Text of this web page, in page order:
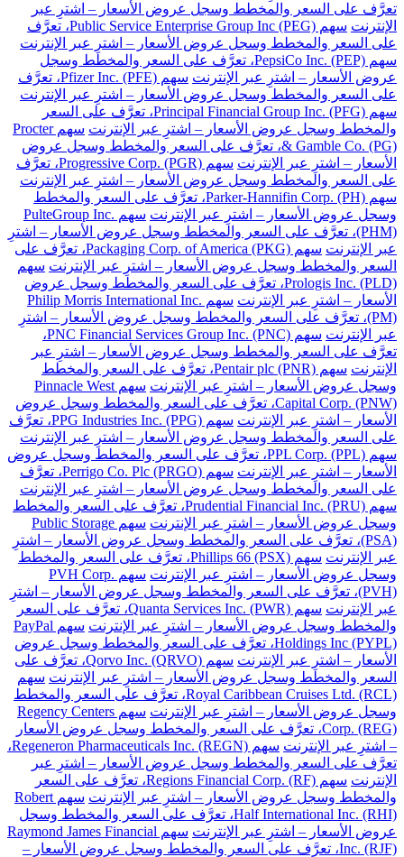
تعرَّف على السعر والمخطط وسجل عروض الأسعار – اشترِ عبر
الإنترنت
سهم Public Service Enterprise Group Inc (PEG)، تعرَّف
على السعر والمخطط وسجل عروض الأسعار – اشترِ عبر الإنترنت
سهم PepsiCo Inc. (PEP)، تعرَّف على السعر والمخطط وسجل
عروض الأسعار – اشترِ عبر الإنترنت
سهم Pfizer Inc. (PFE)، تعرَّف
على السعر والمخطط وسجل عروض الأسعار – اشترِ عبر الإنترنت
سهم Principal Financial Group Inc. (PFG)، تعرَّف على السعر
والمخطط وسجل عروض الأسعار – اشترِ عبر الإنترنت
سهم Procter
& Gamble Co. (PG)، تعرَّف على السعر والمخطط وسجل عروض
الأسعار – اشترِ عبر الإنترنت
سهم Progressive Corp. (PGR)، تعرَّف
على السعر والمخطط وسجل عروض الأسعار – اشترِ عبر الإنترنت
سهم Parker-Hannifin Corp. (PH)، تعرَّف على السعر والمخطط
وسجل عروض الأسعار – اشترِ عبر الإنترنت
سهم PulteGroup Inc.
(PHM)، تعرَّف على السعر والمخطط وسجل عروض الأسعار – اشترِ
عبر الإنترنت
سهم Packaging Corp. of America (PKG)، تعرَّف على
السعر والمخطط وسجل عروض الأسعار – اشترِ عبر الإنترنت سهم
Prologis Inc. (PLD)، تعرَّف على السعر والمخطط وسجل عروض
الأسعار – اشترِ عبر الإنترنت
سهم Philip Morris International Inc.
(PM)، تعرَّف على السعر والمخطط وسجل عروض الأسعار – اشترِ
عبر الإنترنت
سهم PNC Financial Services Group Inc. (PNC)،
تعرَّف على السعر والمخطط وسجل عروض الأسعار – اشترِ عبر
الإنترنت
سهم Pentair plc (PNR)، تعرَّف على السعر والمخطط
وسجل عروض الأسعار – اشترِ عبر الإنترنت
سهم Pinnacle West
Capital Corp. (PNW)، تعرَّف على السعر والمخطط وسجل عروض
الأسعار – اشترِ عبر الإنترنت
سهم PPG Industries Inc. (PPG)، تعرَّف
على السعر والمخطط وسجل عروض الأسعار – اشترِ عبر الإنترنت
سهم PPL Corp. (PPL)، تعرَّف على السعر والمخطط وسجل عروض
الأسعار – اشترِ عبر الإنترنت
سهم Perrigo Co. Plc (PRGO)، تعرَّف
على السعر والمخطط وسجل عروض الأسعار – اشترِ عبر الإنترنت
سهم Prudential Financial Inc. (PRU)، تعرَّف على السعر والمخطط
وسجل عروض الأسعار – اشترِ عبر الإنترنت
سهم Public Storage
(PSA)، تعرَّف على السعر والمخطط وسجل عروض الأسعار – اشترِ
عبر الإنترنت
سهم Phillips 66 (PSX)، تعرَّف على السعر والمخطط
وسجل عروض الأسعار – اشترِ عبر الإنترنت
سهم PVH Corp.
(PVH)، تعرَّف على السعر والمخطط وسجل عروض الأسعار – اشترِ
عبر الإنترنت
سهم Quanta Services Inc. (PWR)، تعرَّف على السعر
والمخطط وسجل عروض الأسعار – اشترِ عبر الإنترنت
سهم PayPal
Holdings Inc (PYPL)، تعرَّف على السعر والمخطط وسجل عروض
الأسعار – اشترِ عبر الإنترنت
سهم Qorvo Inc. (QRVO)، تعرَّف على
السعر والمخطط وسجل عروض الأسعار – اشترِ عبر الإنترنت سهم
Royal Caribbean Cruises Ltd. (RCL)، تعرَّف على السعر والمخطط
وسجل عروض الأسعار – اشترِ عبر الإنترنت
سهم Regency Centers
Corp. (REG)، تعرَّف على السعر والمخطط وسجل عروض الأسعار
– اشترِ عبر الإنترنت
سهم Regeneron Pharmaceuticals Inc. (REGN)،
تعرَّف على السعر والمخطط وسجل عروض الأسعار – اشترِ عبر
الإنترنت
سهم Regions Financial Corp. (RF)، تعرَّف على السعر
والمخطط وسجل عروض الأسعار – اشترِ عبر الإنترنت
سهم Robert
Half International Inc. (RHI)، تعرَّف على السعر والمخطط وسجل
عروض الأسعار – اشترِ عبر الإنترنت
سهم Raymond James Financial
Inc. (RJF)، تعرَّف على السعر والمخطط وسجل عروض الأسعار –